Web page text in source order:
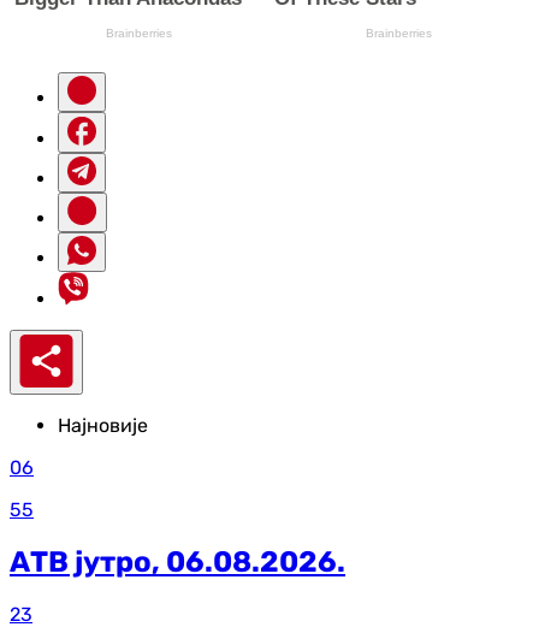
Најновије
06
55
АТВ јутро, 06.08.2026.
23